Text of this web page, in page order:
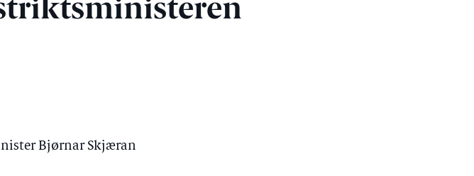
Bjørnar Skjæran